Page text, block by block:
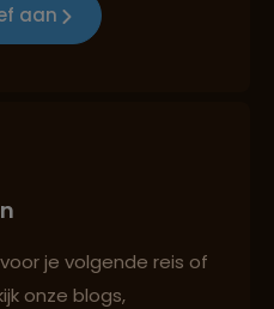
reisadvies
aan
je volgende reis of
onze blogs,